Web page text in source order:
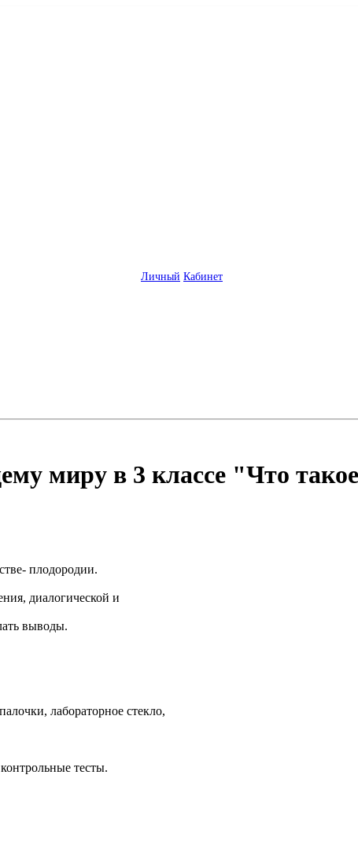
Личный Кабинет
миру в 3 классе "Что
плодородии.
диалогической и
выводы.
лабораторное стекло,
тесты.